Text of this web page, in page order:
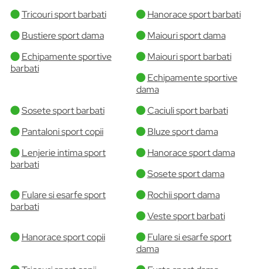
Tricouri sport barbati
Hanorace sport barbati
Bustiere sport dama
Maiouri sport dama
Echipamente sportive
barbati
Maiouri sport barbati
Echipamente sportive
dama
Sosete sport barbati
Caciuli sport barbati
Pantaloni sport copii
Bluze sport dama
Lenjerie intima sport
barbati
Hanorace sport dama
Sosete sport dama
Fulare si esarfe sport
barbati
Rochii sport dama
Veste sport barbati
Hanorace sport copii
Fulare si esarfe sport
dama